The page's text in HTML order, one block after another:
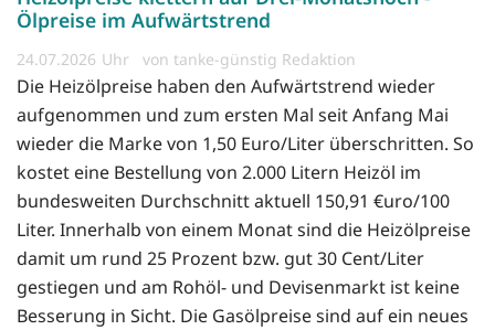
Ölpreise im Aufwärtstrend
24.07.2026 von tanke-günstig Redaktion
Die Heizölpreise haben den Aufwärtstrend wieder
aufgenommen und zum ersten Mal seit Anfang Mai
wieder die Marke von 1,50 Euro/Liter überschritten. So
kostet eine Bestellung von 2.000 Litern Heizöl im
bundesweiten Durchschnitt aktuell 150,91 €uro/100
Liter. Innerhalb von einem Monat sind die Heizölpreise
damit um rund 25 Prozent bzw. gut 30 Cent/Liter
gestiegen und am Rohöl- und Devisenmarkt ist keine
Besserung in Sicht. Die Gasölpreise sind auf ein neues